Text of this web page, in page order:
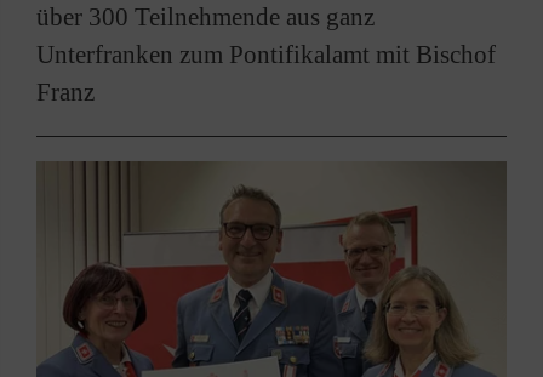
über 300 Teilnehmende aus ganz
Unterfranken zum Pontifikalamt mit Bischof
Franz